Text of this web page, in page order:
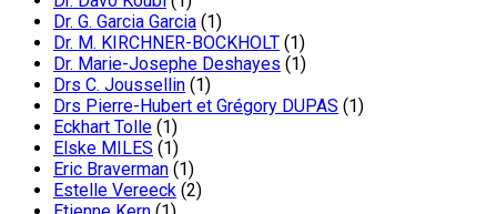
Dr. G. Garcia Garcia (1)
Dr. M. KIRCHNER-BOCKHOLT (1)
Dr. Marie-Josephe Deshayes (1)
Drs C. Joussellin (1)
Drs Pierre-Hubert et Grégory DUPAS (1)
Eckhart Tolle (1)
Elske MILES (1)
Eric Braverman (1)
Estelle Vereeck (2)